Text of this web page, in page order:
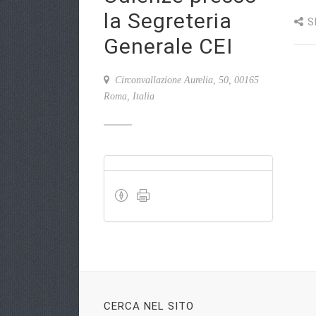
la Segreteria
Generale CEI
Circonvallazione Aurelia, 50, 00165
Roma, Italia
CERCA NEL SITO